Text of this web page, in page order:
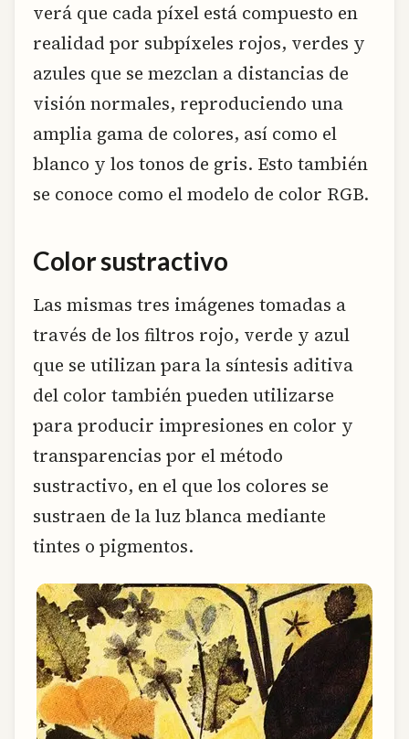
verá que cada píxel está compuesto en
realidad por subpíxeles rojos, verdes y
azules que se mezclan a distancias de
visión normales, reproduciendo una
amplia gama de colores, así como el
blanco y los tonos de gris. Esto también
se conoce como el modelo de color RGB.
Color sustractivo
Las mismas tres imágenes tomadas a
través de los filtros rojo, verde y azul
que se utilizan para la síntesis aditiva
del color también pueden utilizarse
para producir impresiones en color y
transparencias por el método
sustractivo, en el que los colores se
sustraen de la luz blanca mediante
tintes o pigmentos.